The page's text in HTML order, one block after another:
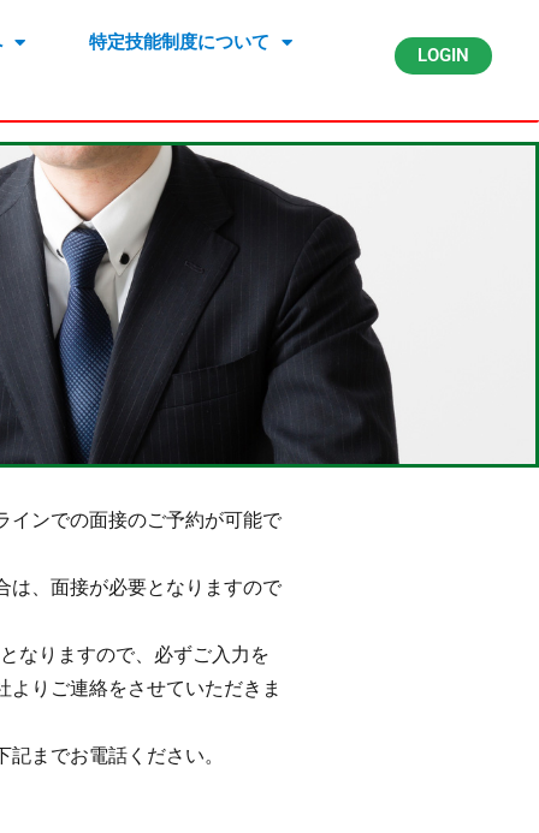
特定技能制度について
LOGIN
インでの面接のご予約が可能で
は、面接が必要となりますので
なりますので、必ずご入力を
よりご連絡をさせていただきま
までお電話ください。